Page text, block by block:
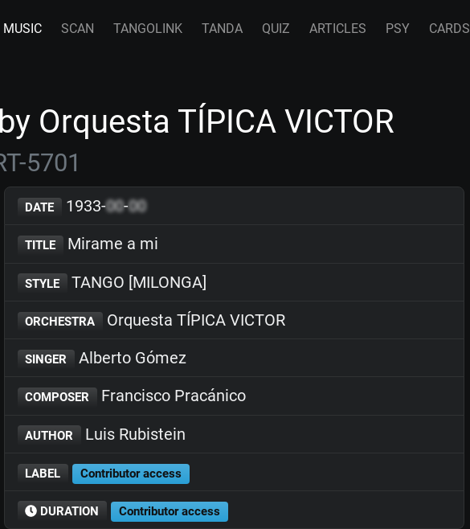
MUSIC SCAN TANGOLINK TANDA QUIZ ARTICLES PSY CARDS
Orquesta TÍPICA VICTOR
5701
DATE 1933-00-00
TITLE Mirame a mi
STYLE TANGO [MILONGA]
ORCHESTRA Orquesta TÍPICA VICTOR
SINGER Alberto Gómez
COMPOSER Francisco Pracánico
AUTHOR Luis Rubistein
LABEL Contributor access
DURATION Contributor access